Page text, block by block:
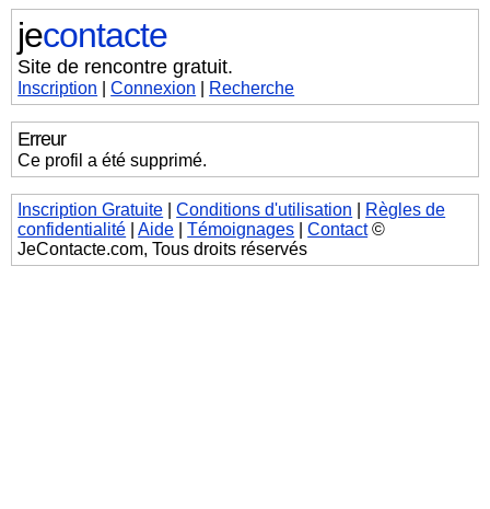
jecontacte
Site de rencontre gratuit.
Inscription |Connexion Recherche
Erreur
Ce profil a été supprimé.
Inscription Gratuite |Conditions d'utilisation
Règles de
confidentialité |Aide |Témoignages |Contact©
JeContacte.com, Tous droits réservés